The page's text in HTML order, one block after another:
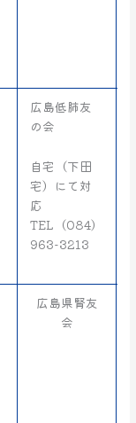
広島低肺友
の会
自宅（下田
宅）にて対
応
TEL（084）
963-3213
広島県腎友
会